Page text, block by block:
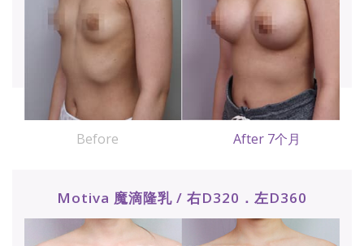
Before After 7个月
Motiva 魔滴隆乳 / 右D320．左D360